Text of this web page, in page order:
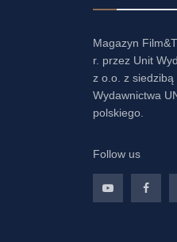
Magazyn
r. przez Unit
z o.o. z siedzibą
Wydawnictwa
polskiego.
Follow us